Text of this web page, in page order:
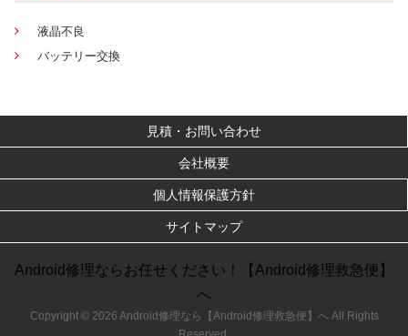
液晶不良
バッテリー交換
見積・お問い合わせ
会社概要
個人情報保護方針
サイトマップ
Android修理ならお任せください！【Android修理救急便】
へ
Copyright © 2026 Android修理なら【Android修理救急便】へ All Rights